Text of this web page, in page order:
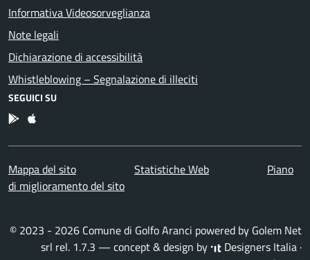
Informativa Videosorveglianza
Note legali
Dichiarazione di accessibilità
Whistleblowing – Segnalazione di illeciti
SEGUICI SU
App Android
App IOS
Mappa del sito Statistiche Web
Piano
di miglioramento del sito
© 2023 - 2026 Comune di Golfo Aranci powered by Golem Net
srl rel. 1.7.3 — concept & design by Designers Italia ·